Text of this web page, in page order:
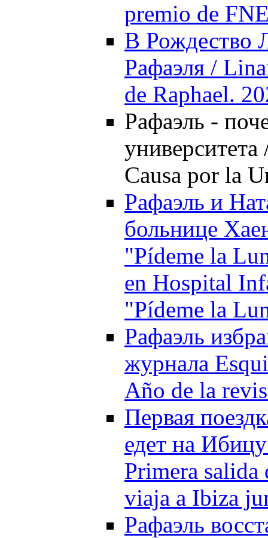
premiо de
В Рождество
Рафаэля /
de Raphael.
Рафаэль -
Causa por la
Рафаэль и
больнице
"Pídeme la
en Hospital
"Pídeme la
Рафаэль
журнала
Año de la
Первая
едет на
Primera salida
viaja a Ibiza
Рафаэль